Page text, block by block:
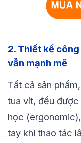
2. Thiết kế
vẫn mạnh mẽ
Tất cả sản
tua vít, đều
học
tay khi thao tác